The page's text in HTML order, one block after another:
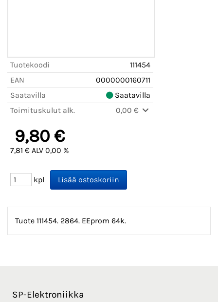
Tuotekoodi
111454
EAN
0000000160711
Saatavilla
Saatavilla
Toimituskulut alk.
0,00 €
9,80 €
7,81 € ALV 0,00 %
kpl
Tuote 111454. 2864. EEprom 64k.
SP-Elektroniikka